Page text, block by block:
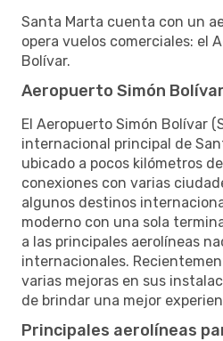
Santa Marta cuenta con un
opera vuelos comerciales: el
Bolívar.
Aeropuerto Simón Bolívar
El Aeropuerto Simón Bolívar
internacional principal de
ubicado a pocos kilómetros
conexiones con varias
algunos destinos
moderno con una sola
a las principales aerolíneas
internacionales.
varias mejoras en sus
de brindar una mejor
Principales aerolíneas